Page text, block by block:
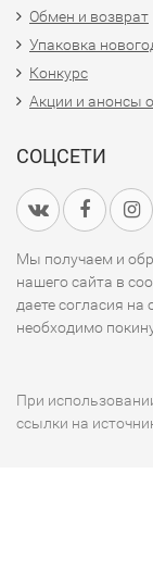
Обмен и возврат
Упаковка
Конкурс
Акции и анонсы
СОЦСЕТИ
Мы получаем и
нашего сайта в
даете согласия
необходимо
При
ссылки на